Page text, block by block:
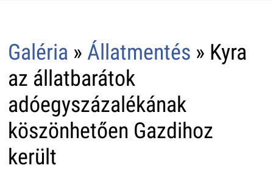
Galéria » Állatmentés » Kyra
az állatbarátok
adóegyszázalékának
köszönhetően Gazdihoz
került